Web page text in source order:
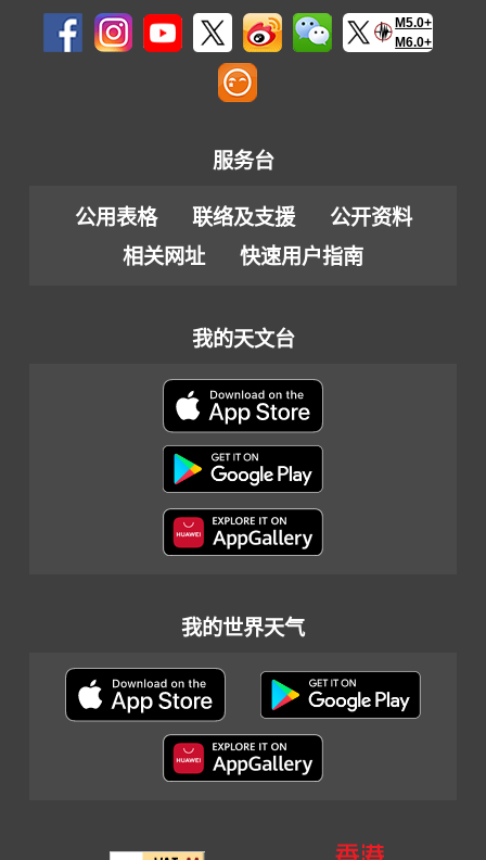
M5.0+
M6.0+
服务台
公用表格 联络及支援
公开资料
相关网址
快速用户指南
我的天文台
我的世界天气